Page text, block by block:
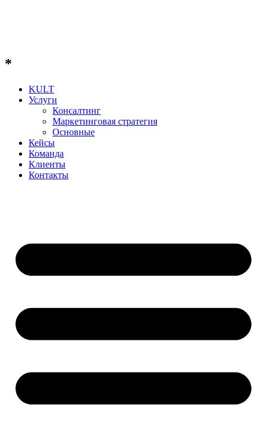
*
KULT
Услуги
Консалтинг
Маркетинговая стратегия
Основные
Кейсы
Команда
Клиенты
Контакты